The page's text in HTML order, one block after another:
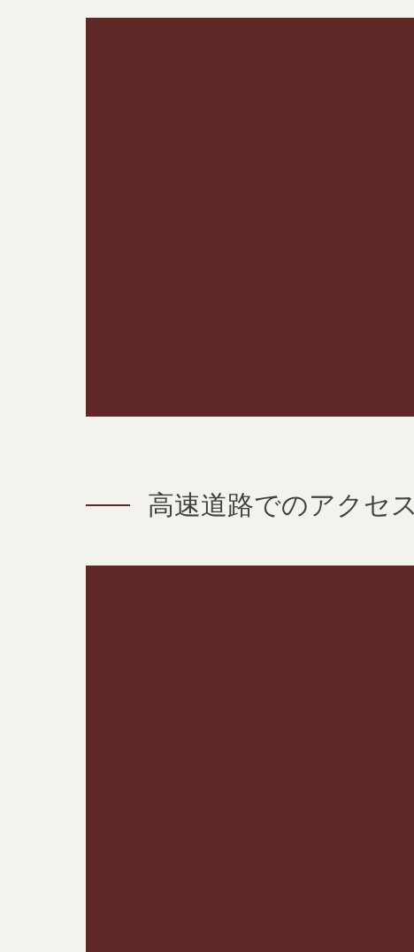
高速道路でのアクセス